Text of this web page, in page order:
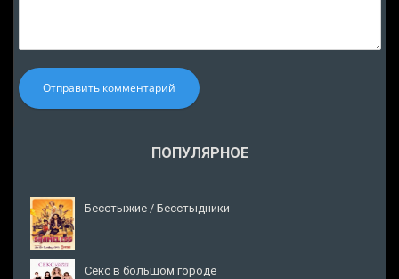
Отправить комментарий
ПОПУЛЯРНОЕ
Бесстыжие / Бесстыдники
Секс в большом городе